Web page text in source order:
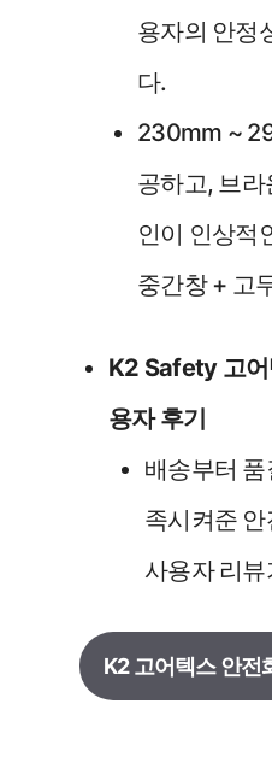
용자의 안정
다.
230mm ~
공하고, 브
인이 인상적
중간창 + 고
K2 Safety 고
용자 후기
배송부터
족시켜준
사용자 리
K2 고어텍스 안전